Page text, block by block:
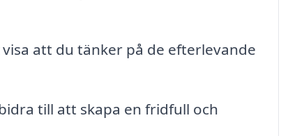
att du tänker på de efterlevande
till att skapa en fridfull och